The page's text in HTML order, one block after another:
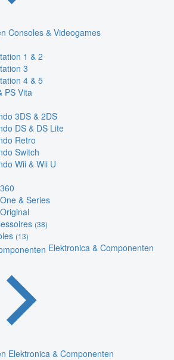
Consoles & Videogames
1 & 2
3
4 & 5
PS Vita
3DS & 2DS
DS & DS Lite
Retro
Switch
Wii & Wii U
& Series
(38)
(13)
Elektronica & Componenten
Elektronica & Componenten